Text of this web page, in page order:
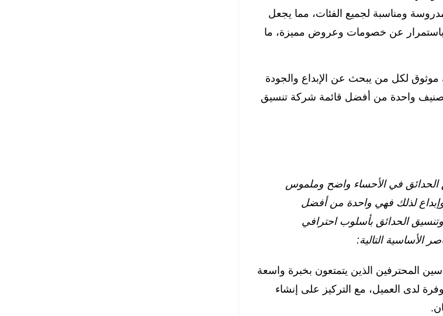
ومناسبة لجميع الفئات، مما يجعل
باستمرار عن خصومات وعروض مميزة، ما
لكل من يبحث عن الإبداع والجودة
تصنيف واحدة من أفضل قائمة شركة تنسيق
الحدائق في الأحساء واضح وملموس
وإبداع لذلك فهي واحدة من أفضل
الحدائق بأسلوب احترافي
الأساسية التالية:
المحترفين الذين يتمتعون بخبرة واسعة
لدى العميل، مع التركيز على إنشاء